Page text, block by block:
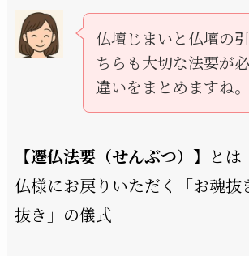
仏壇じまいと仏壇の
ちらも大切な法要が
違いをまとめますね。
【遷仏法要（せんぶつ） 】とは
仏様にお戻りいただく「お魂抜
抜き」の儀式